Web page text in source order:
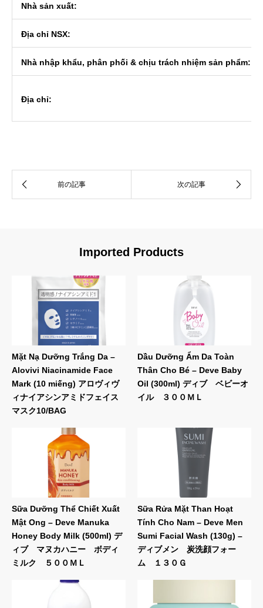
Nhà sản xuất:
Địa chỉ NSX:
Nhà nhập khẩu, phân phối & chịu trách nhiệm sản phẩm:
Địa chỉ:
Imported Products
Mặt Nạ Dưỡng Trắng Da –
Alovivi Niacinamide Face
Mark (10 miếng) アロヴィヴ
ィナイアシンアミドフェイス
マスク10/BAG
Dầu Dưỡng Ẩm Da Toàn
Thân Cho Bé – Deve Baby
Oil (300ml) ディブ ベビーオ
イル ３００ＭＬ
Sữa Dưỡng Thể Chiết Xuất
Mật Ong – Deve Manuka
Honey Body Milk (500ml) デ
ィブ マヌカハニー ボディ
ミルク ５００ＭＬ
Sữa Rửa Mặt Than Hoạt
Tính Cho Nam – Deve Men
Sumi Facial Wash (130g) –
ディブメン 炭洗顔フォー
ム １３０Ｇ